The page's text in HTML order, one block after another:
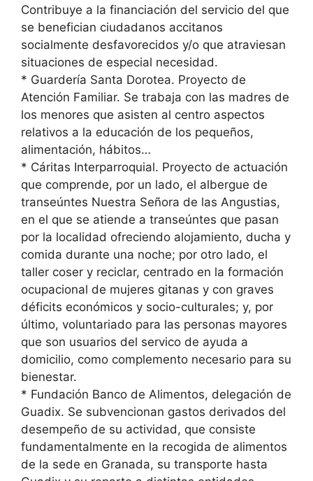
Contribuye a la financiación del servicio del que
se benefician ciudadanos accitanos
socialmente desfavorecidos y/o que atraviesan
situaciones de especial necesidad.
* Guardería Santa Dorotea. Proyecto de
Atención Familiar. Se trabaja con las madres de
los menores que asisten al centro aspectos
relativos a la educación de los pequeños,
alimentación, hábitos…
* Cáritas Interparroquial. Proyecto de actuación
que comprende, por un lado, el albergue de
transeúntes Nuestra Señora de las Angustias,
en el que se atiende a transeúntes que pasan
por la localidad ofreciendo alojamiento, ducha y
comida durante una noche; por otro lado, el
taller coser y reciclar, centrado en la formación
ocupacional de mujeres gitanas y con graves
déficits económicos y socio-culturales; y, por
último, voluntariado para las personas mayores
que son usuarios del servico de ayuda a
domicilio, como complemento necesario para su
bienestar.
* Fundación Banco de Alimentos, delegación de
Guadix. Se subvencionan gastos derivados del
desempeño de su actividad, que consiste
fundamentalmente en la recogida de alimentos
de la sede en Granada, su transporte hasta